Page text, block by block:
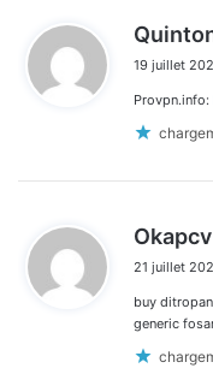
19 juillet
Provpn.info:
Okapcv
21 juillet
buy
generic